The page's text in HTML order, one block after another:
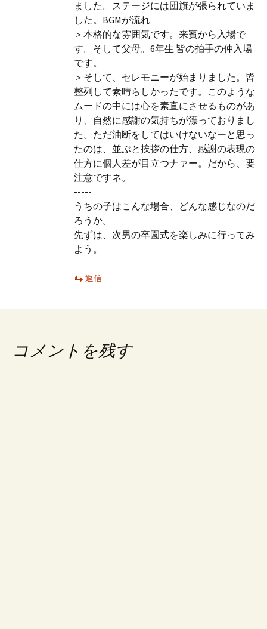
ました。ステージには団旗が張られていま
した。BGMが流れ
＞本格的な雰囲気です。来賓から入場で
す。そして父母。6年生 皆の拍手の仲入場
です。
＞そして、セレモニーが始まりました。皆
整列して素晴らしかったです。このような
ムードの中には心を素直にさせるものがあ
り、自然に感謝の気持ちが漂っておりまし
た。ただ油断をしてはいけないなーと思っ
たのは、並ぶと挨拶の仕方、感謝の表現の
仕方に個人差が目立つナァー。だから、要
注意ですネ。
-----
うちの子はこんな場合、どんな感じなのだ
ろうか。
先ずは、次男の卒園式を楽しみに行ってみ
よう。
返信
コメントを残す